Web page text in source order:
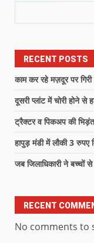
RECENT POSTS
काम कर रहे मज़दूर पर गिरी
दूसरी प्लांट में चोरी होने से
ट्रैक्टर व पिकअप की
हापुड़ मंडी में लौकी 3 रुपए
जब जिलाधिकारी ने बच्चों
RECENT
No comments to